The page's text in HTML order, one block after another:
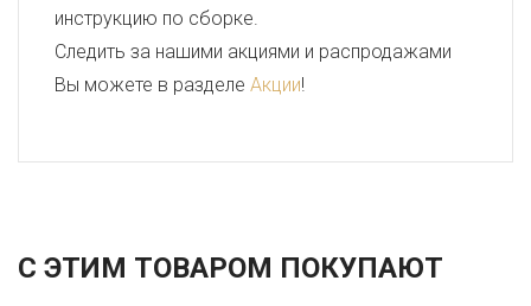
инструкцию по сборке.
Следить за нашими акциями и распродажами
Вы можете в разделе Акции!
С ЭТИМ ТОВАРОМ ПОКУПАЮТ